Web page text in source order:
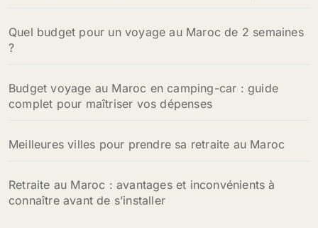
:Quel budget pour un voyage au Maroc de 2 semaines
?
Budget voyage au Maroc en camping-car : guide
complet pour maîtriser vos dépenses
Meilleures villes pour prendre sa retraite au Maroc
Retraite au Maroc : avantages et inconvénients à
connaître avant de s’installer